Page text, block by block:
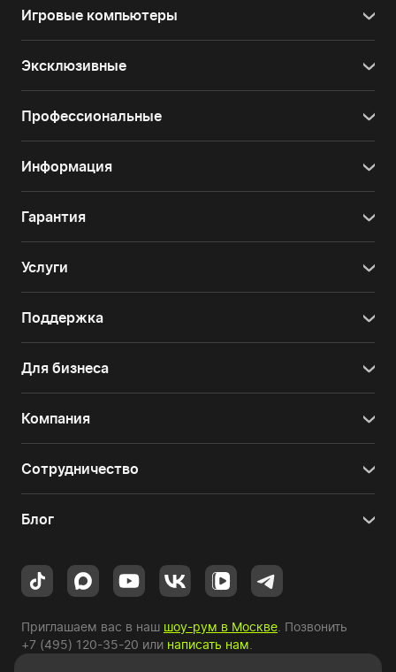
Игровые компьютеры
Эксклюзивные
Профессиональные
Информация
Гарантия
Услуги
Поддержка
Для бизнеса
Компания
Сотрудничество
Блог
Приглашаем вас в наш шоу-рум в Москве . Позвонить
+7 (495) 120-35-20 или написать нам